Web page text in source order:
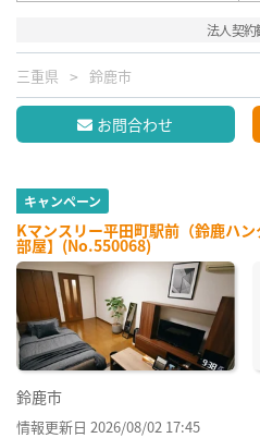
法人契約
三重県 鈴鹿市
お問合わせ
キャンペーン
Kマンスリー平田町駅前（鈴鹿ハ
部屋】(No.550068)
鈴鹿市
情報更新日 2026/08/02 17:45